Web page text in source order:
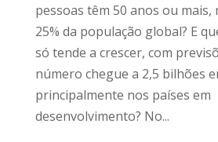
pessoas têm 50 anos ou
25% da população global? E
só tende a crescer, com
número chegue a 2,5 bilhões
principalmente nos países em
desenvolvimento? No...